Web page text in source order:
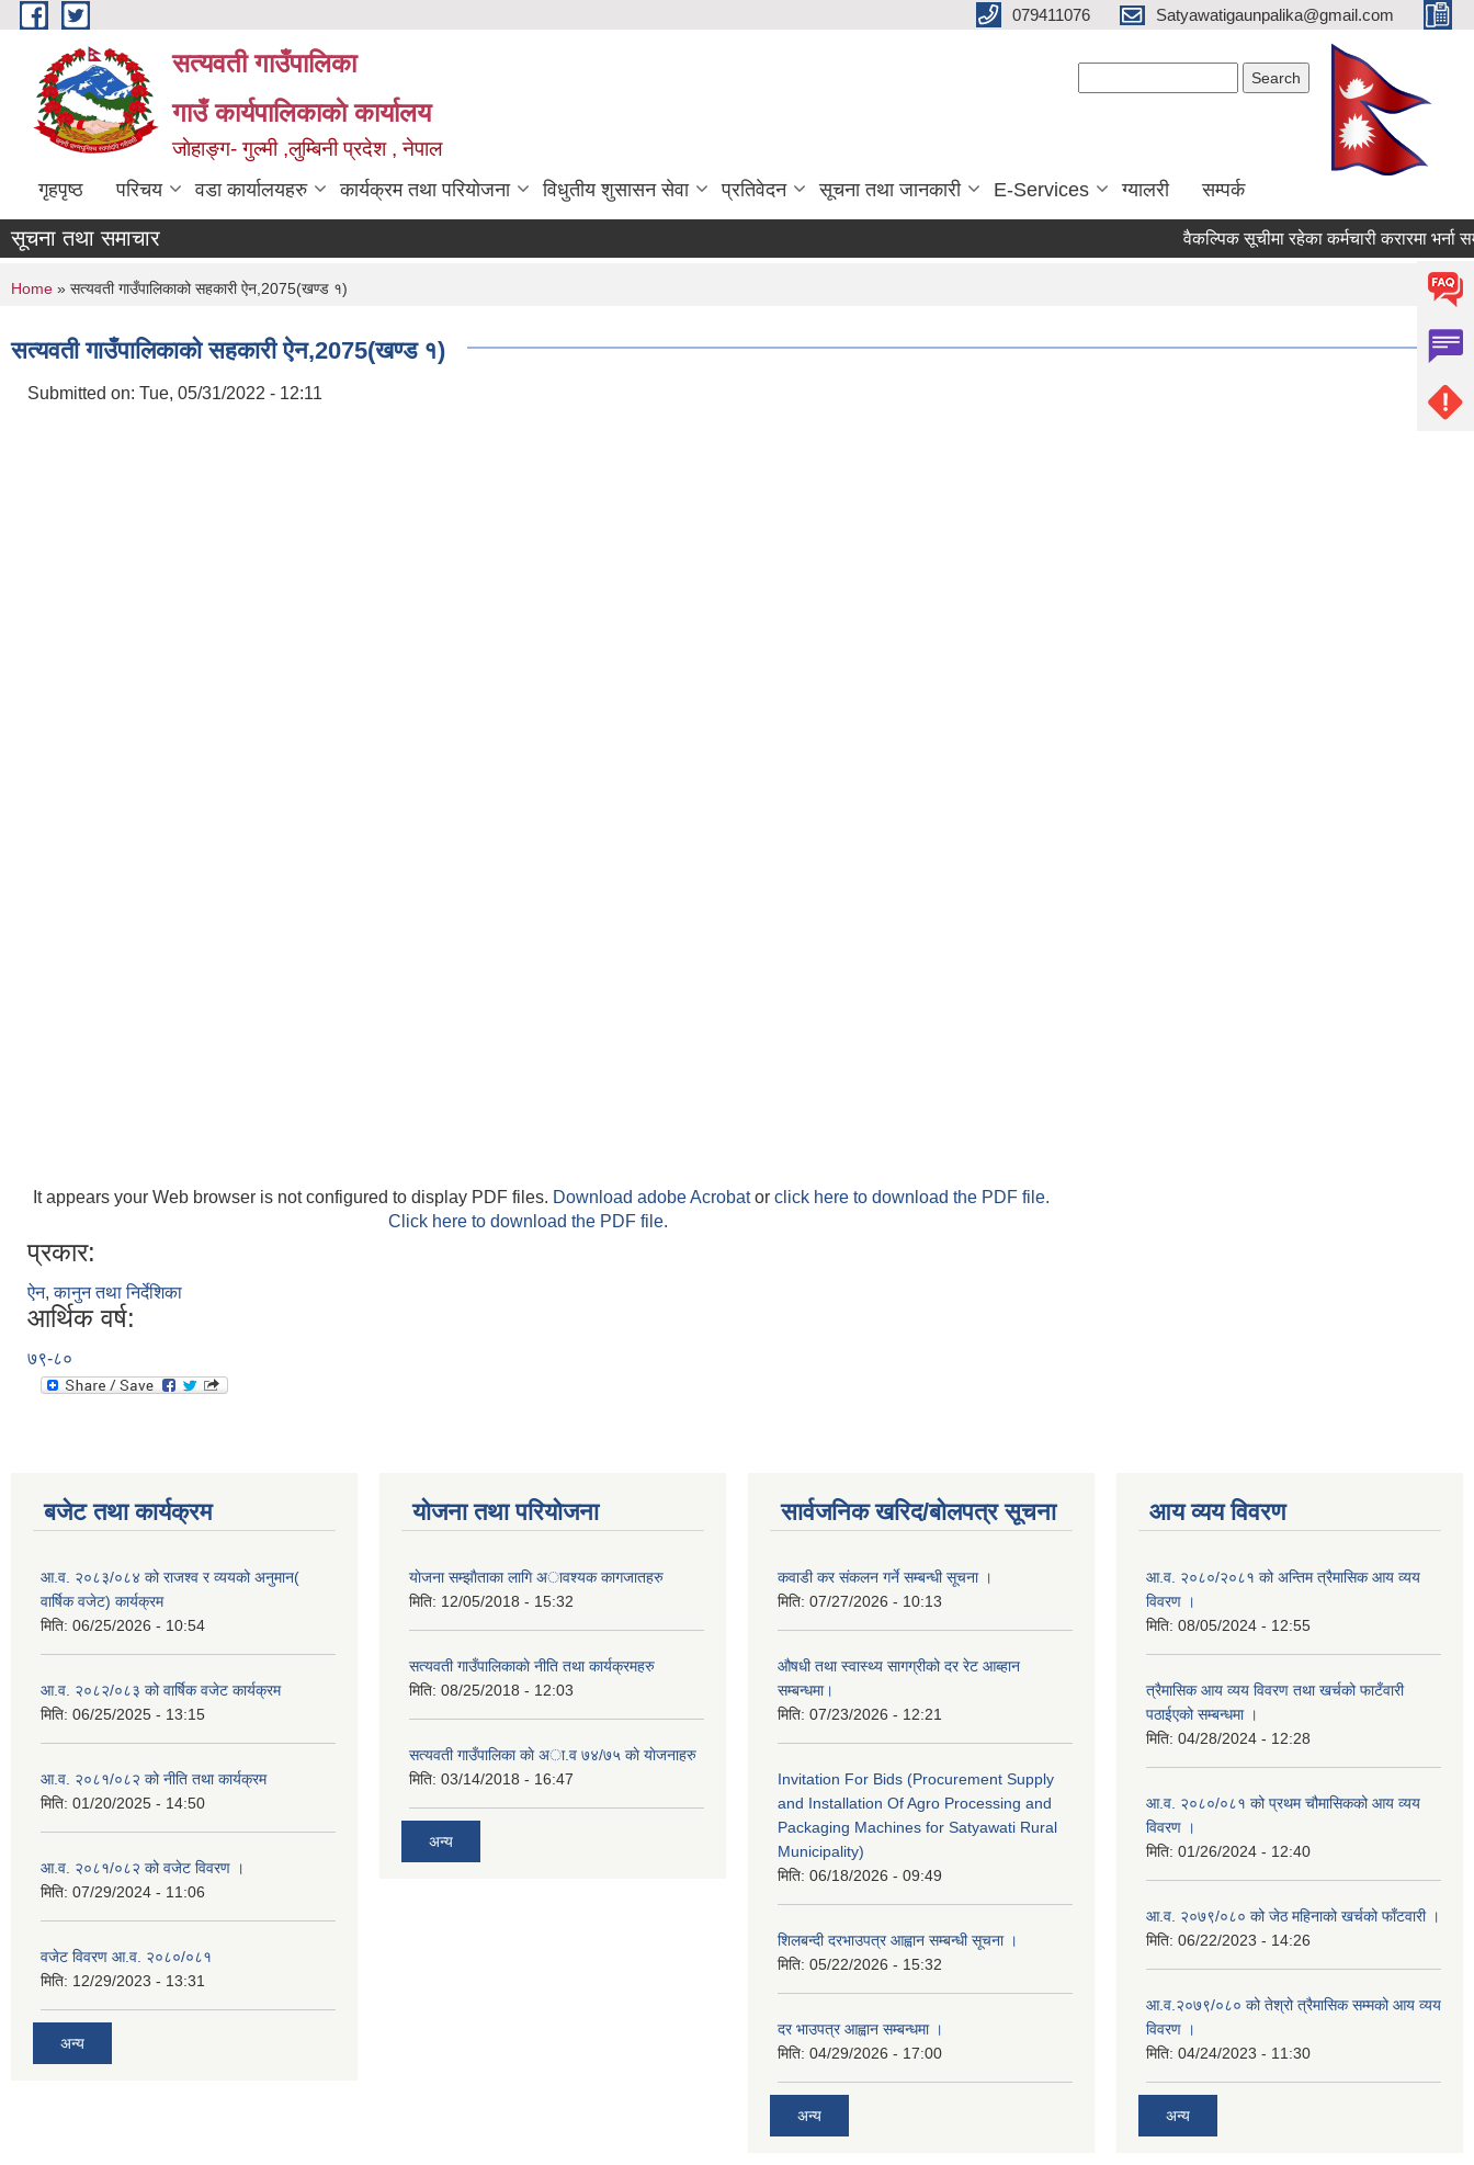
Skip to main content 079411076 Satyawatigaunpalika@gmail.com
सत्यवती गाउँपालिका
गाउँ कार्यपालिकाकाे कार्यालय
जाेहाङ्ग- गुल्मी ,लुम्बिनी प्रदेश , नेपाल
गृहपृष्ठ परिचय वडा कार्यालयहरु कार्यक्रम तथा परियोजना विधुतीय शुसासन सेवा प्रतिवेदन सूचना तथा जानकारी E-Services ग्यालरी सम्पर्क
सूचना तथा समाचार वैकल्पिक सूचीमा रहेका कर्मचारी करारमा भर्ना
You are here
Home » सत्यवती गाउँपालिकाको सहकारी ऐन,2075(खण्ड १)
सत्यवती गाउँपालिकाको सहकारी ऐन,2075(खण्ड १)
Submitted on: Tue, 05/31/2022 - 12:11
It appears your Web browser is not configured to display PDF files. Download adobe Acrobator click here to download the PDF file.
Click here to download the PDF file.
प्रकार:
ऐन, कानुन तथा निर्देशिका
आर्थिक वर्ष:
७९-८०
बजेट तथा कार्यक्रम
आ.व. २०८३/०८४ को राजश्व र व्ययको अनुमान(
वार्षिक वजेट) कार्यक्रम
मिति: 06/25/2026 - 10:54
आ.व. २०८२/०८३ को वार्षिक वजेट कार्यक्रम
मिति: 06/25/2025 - 13:15
आ.व. २०८१/०८२ को नीति तथा कार्यक्रम
मिति: 01/20/2025 - 14:50
आ.व. २०८१/०८२ को वजेट विवरण ।
मिति: 07/29/2024 - 11:06
वजेट विवरण आ.व. २०८०/०८१
मिति: 12/29/2023 - 13:31
अन्य
योजना तथा परियोजना
याेजना सम्झाैताका लागि अावश्यक कागजातहरु
मिति: 12/05/2018 - 15:32
सत्यवती गाउँपालिकाकाे नीति तथा कार्यक्रमहरु
मिति: 08/25/2018 - 12:03
सत्यवती गाउँपालिका काे अा‍.व ७४/७५ काे याेजनाहरु
मिति: 03/14/2018 - 16:47
अन्य
सार्वजनिक खरिद/बोलपत्र सूचना
कवाडी कर संकलन गर्ने सम्बन्धी सूचना ।
मिति: 07/27/2026 - 10:13
औषधी तथा स्वास्थ्य सागग्रीको दर रेट आब्हान
सम्बन्धमा।
मिति: 07/23/2026 - 12:21
Invitation For Bids (Procurement Supply
and Installation Of Agro Processing and
Packaging Machines for Satyawati Rural
Municipality)
मिति: 06/18/2026 - 09:49
शिलबन्दी दरभाउपत्र आह्वान सम्बन्धी सूचना ।
मिति: 05/22/2026 - 15:32
दर भाउपत्र आह्वान सम्बन्धमा ।
मिति: 04/29/2026 - 17:00
अन्य
आय व्यय विवरण
आ.व. २०८०/२०८१ को अन्तिम त्रैमासिक आय व्यय
विवरण ।
मिति: 08/05/2024 - 12:55
त्रैमासिक आय व्यय विवरण तथा खर्चको फाटँवारी
पठाईएको सम्बन्धमा ।
मिति: 04/28/2024 - 12:28
आ.व. २०८०/०८१ को प्रथम चौमासिकको आय व्यय
विवरण ।
मिति: 01/26/2024 - 12:40
आ.व. २०७९/०८० को जेठ महिनाको खर्चको फाँटवारी ।
मिति: 06/22/2023 - 14:26
आ.व.२०७९/०८० को तेश्रो त्रैमासिक सम्मको आय व्यय
विवरण ।
मिति: 04/24/2023 - 11:30
अन्य